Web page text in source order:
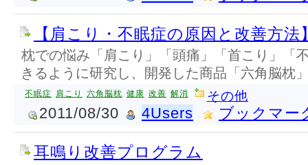
【肩こり・不眠症の原因と改善方法
枕での悩み「肩こり」「頭痛」「首こり」「
きるように研究し、開発した商品「六角脳枕
不眠症 肩こり 六角脳枕 健康 改善 解消 その他
2011/08/30 4Users ブックマー
耳鳴り改善プログラム